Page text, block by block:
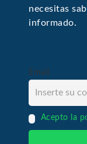
necesitas
informado.
Email
Acepto la